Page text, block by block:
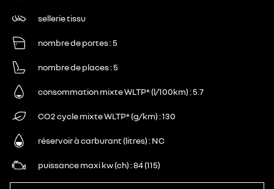
sellerie tissu
nombre de portes 5
nombre de places 5
consommation mixte WLTP* (l/100km) 5.7
CO2 cycle mixte WLTP* (g/km) 130
réservoir à carburant (litres) NC
puissance maxi kw (ch) 84 (115)